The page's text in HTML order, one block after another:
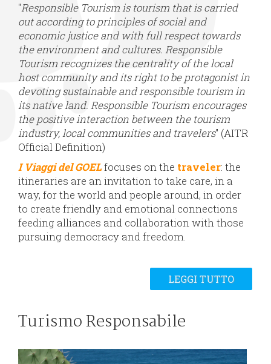
"Responsible Tourism is tourism that is carried
out according to principles of social and
economic justice and with full respect towards
the environment and cultures. Responsible
Tourism recognizes the centrality of the local
host community and its right to be protagonist in
devoting sustainable and responsible tourism in
its native land. Responsible Tourism encourages
the positive interaction between the tourism
industry, local communities and travelers" (AITR
Official Definition)
I Viaggi del GOELfocuses on the traveler: the
itineraries are an invitation to take care, in a
way, for the world and people around, in order
to create friendly and emotional connections
feeding alliances and collaboration with those
pursuing democracy and freedom.
LEGGI TUTTO
Turismo Responsabile